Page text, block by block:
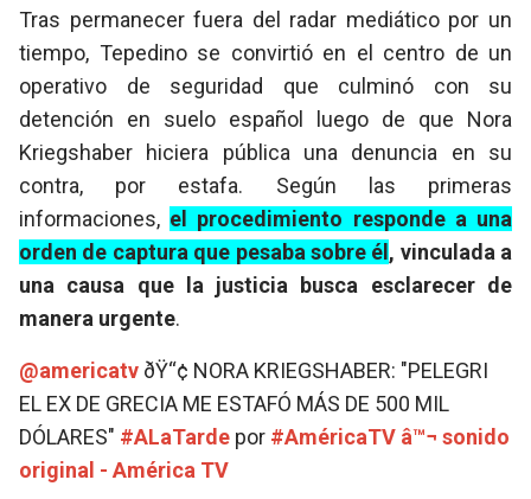
Tras permanecer fuera del radar mediático por un
tiempo, Tepedino se convirtió en el centro de un
operativo de seguridad que culminó con su
detención en suelo español luego de que Nora
Kriegshaber hiciera pública una denuncia en su
contra, por estafa. Según las primeras
informaciones, el procedimiento responde a una
orden de captura que pesaba sobre él , vinculada a
una causa que la justicia busca esclarecer de
manera urgente.
@americatv ðŸ“¢ NORA KRIEGSHABER: "PELEGRI
EL EX DE GRECIA ME ESTAFÓ MÁS DE 500 MIL
DÓLARES" #ALaTarde por #AméricaTV â™¬ sonido
original - América TV